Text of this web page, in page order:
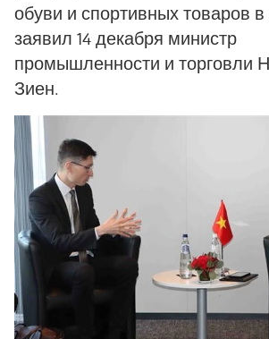
обуви и спортивных товаров в
заявил 14 декабря министр
промышленности и торговли
Зиен.